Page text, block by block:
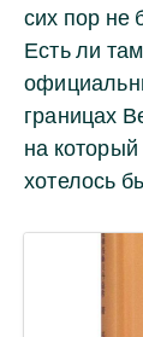
сих пор не
Есть ли
границах
на который
хотелось